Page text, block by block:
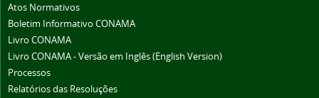
Atos Normativos
Boletim Informativo CONAMA
Livro CONAMA
Livro CONAMA - Versão em Inglês (English Version)
Processos
Relatórios das Resoluções